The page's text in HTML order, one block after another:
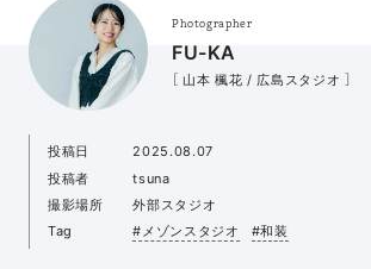
Photographer
FU-KA
［ 山本 楓花 / 広島スタジオ ］
投稿日
2025.08.07
投稿者
tsuna
撮影場所
外部スタジオ
Tag
#メゾンスタジオ #和装